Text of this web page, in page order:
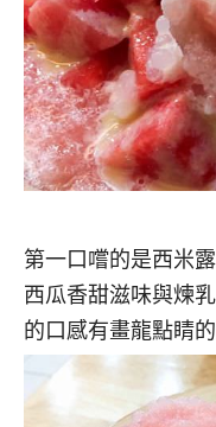
第一口嚐的是西米
西瓜香甜滋味與煉
的口感有畫龍點睛